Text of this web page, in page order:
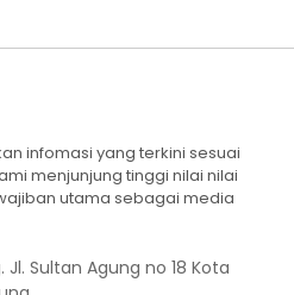
infomasi yang terkini sesuai
menjunjung tinggi nilai nilai
utama sebagai media
Sultan Agung no 18 Kota